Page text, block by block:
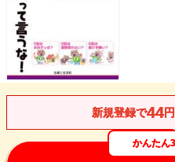
新規登録で44
かんたん